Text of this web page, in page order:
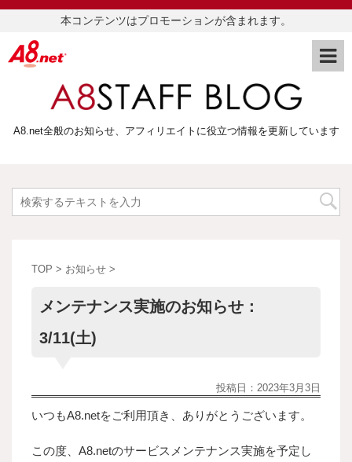
本コンテンツはプロモーションが含まれます。
A8.net全般のお知らせ、アフィリエイトに役立つ情報を更新しています
TOP > お知らせ >
メンテナンス実施のお知らせ：
3/11(土)
投稿日： 2023年3月3日
いつもA8.netをご利用頂き、ありがとうございます。
この度、A8.netのサービスメンテナンス実施を予定し